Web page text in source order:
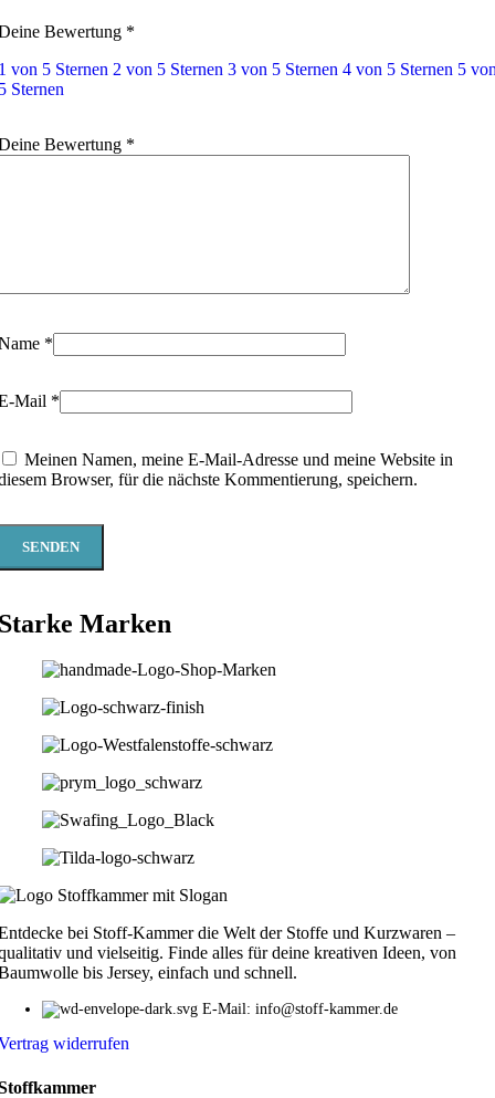
Bewertung *
von 5 Sternen 2 von 5 Sternen 3 von 5 Sternen 4 von 5 Sternen 5
Sternen
Bewertung *
*
Mail *
Meinen Namen, meine E-Mail-Adresse und meine Website in
Browser, für die nächste Kommentierung, speichern.
Marken
bei Stoff-Kammer die Welt der Stoffe und Kurzwaren –
und vielseitig. Finde alles für deine kreativen Ideen, von
bis Jersey, einfach und schnell.
E-Mail: info@stoff-kammer.de
widerrufen